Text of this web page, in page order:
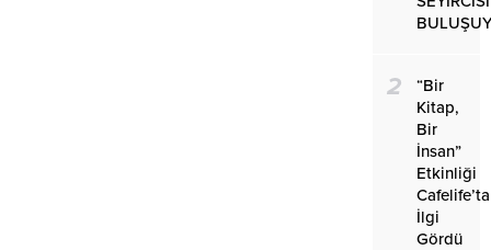
2
“Bir
Kitap,
Bir
İnsan”
Etkinliği
Cafelife’ta
İlgi
Gördü